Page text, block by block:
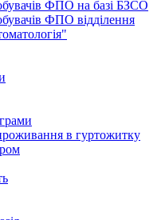
ФПО на базі БЗСО
ФПО відділення
в гуртожитку